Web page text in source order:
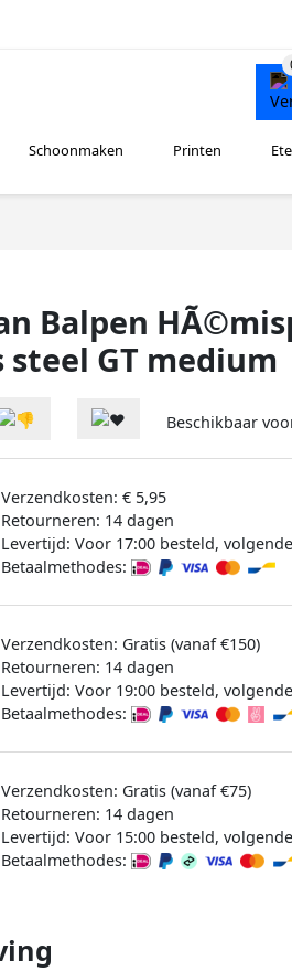
Schoonmaken Printen
Balpen
steel GT medium
Beschikbaar
Verzendkosten: € 5,95
Retourneren: 14 dagen
Levertijd: Voor 17:00 besteld,
Betaalmethodes:
Verzendkosten: Gratis (vanaf €150)
Retourneren: 14 dagen
Levertijd: Voor 19:00 besteld,
Betaalmethodes:
Verzendkosten: Gratis (vanaf €75)
Retourneren: 14 dagen
Levertijd: Voor 15:00 besteld,
Betaalmethodes: